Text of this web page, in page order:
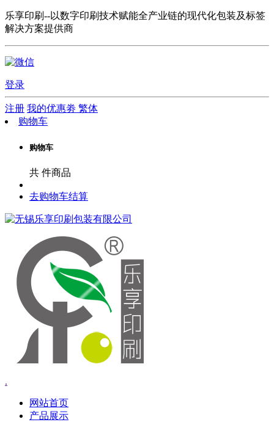
乐享印刷--以数字印刷技术赋能全产业链的现代化包装及标签
解决方案提供商
登录
注册 我的优惠劵 繁体
购物车
购物车
共 件商品
去购物车结算
.
网站首页
产品展示